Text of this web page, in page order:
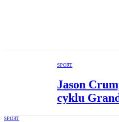
SPORT
Jason
cyklu
SPORT